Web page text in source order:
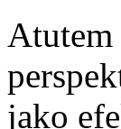
Atutem
jako